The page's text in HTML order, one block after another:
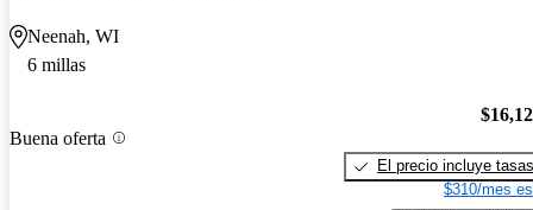
Neenah, WI
6 millas
Buena oferta
El precio incluye tasas
$310/mes